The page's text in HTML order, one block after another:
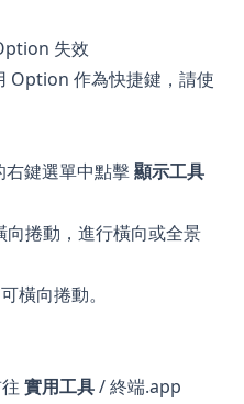
失效
Option 作為快捷鍵，請使
鍵選單中點擊顯示工具
捲動，進行橫向或全景
橫向捲動。
實用工具/ 終端.app